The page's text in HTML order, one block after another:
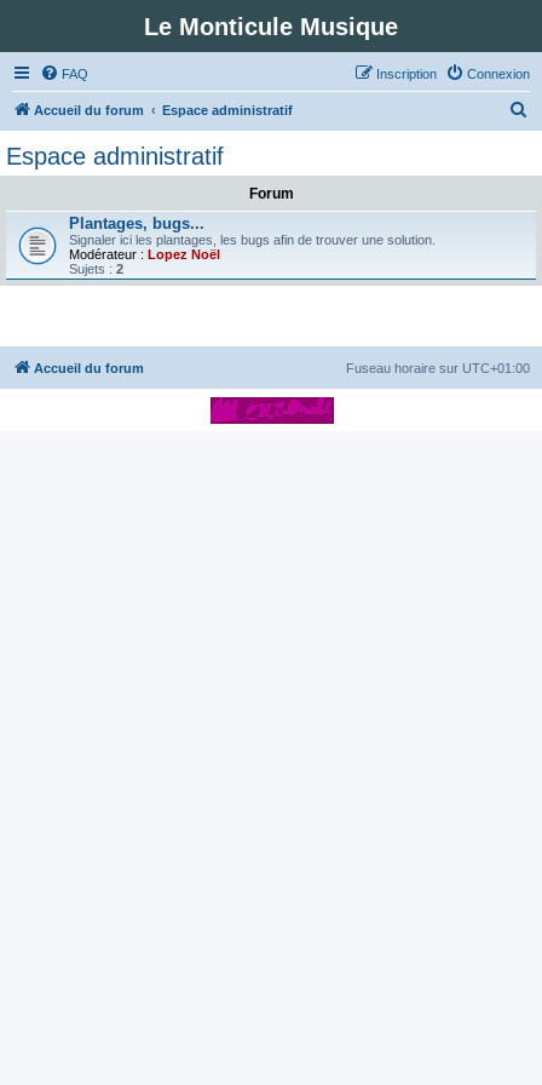
Le Monticule Musique
FAQ Connexion
Inscription
Accueil du forum Espace administratif
c
r
Espace administratif
Forum
Plantages, bugs...
Signaler ici les plantages, les bugs afin de trouver une solution.
Modérateur : Lopez Noël
Sujets : 2
Accueil du forum Fuseau horaire sur UTC+01:00